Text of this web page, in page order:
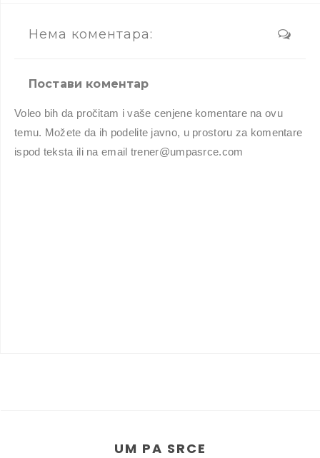
Нема коментара:
Постави коментар
Voleo bih da pročitam i vaše cenjene komentare na ovu
temu. Možete da ih podelite javno, u prostoru za komentare
ispod teksta ili na email trener@umpasrce.com
UM PA SRCE